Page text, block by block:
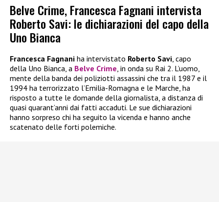
Belve Crime, Francesca Fagnani intervista
Roberto Savi: le dichiarazioni del capo della
Uno Bianca
Francesca Fagnani ha intervistato Roberto Savi , capo
della Uno Bianca, a Belve Crime , in onda su Rai 2. L’uomo,
mente della banda dei poliziotti assassini che tra il 1987 e il
1994 ha terrorizzato l’Emilia-Romagna e le Marche, ha
risposto a tutte le domande della giornalista, a distanza di
quasi quarant’anni dai fatti accaduti. Le sue dichiarazioni
hanno sorpreso chi ha seguito la vicenda e hanno anche
scatenato delle forti polemiche.